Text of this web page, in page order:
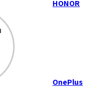
HONOR
OnePlus